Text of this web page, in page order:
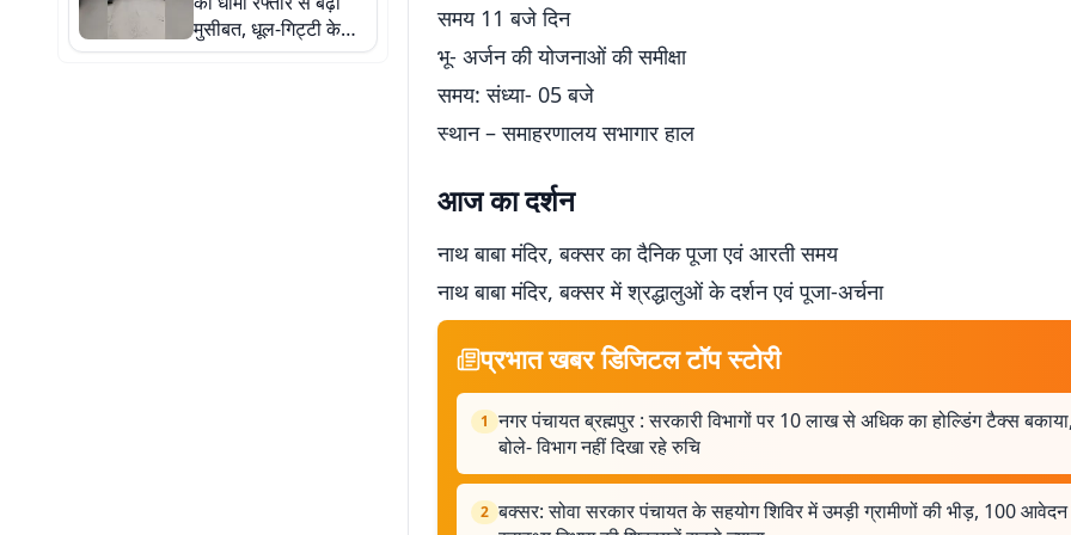
मुसीबत, धूल-गिट्टी के
बीच सफर को मजबूर लोग
समय 11 बजे दिन
भू- अर्जन की योजनाओं की समीक्षा
समय: संध्या- 05 बजे
स्थान – समाहरणालय सभागार हाल
आज का दर्शन
नाथ बाबा मंदिर, बक्सर का दैनिक पूजा एवं आरती समय
नाथ बाबा मंदिर, बक्सर में श्रद्धालुओं के दर्शन एवं पूजा-अर्चना
प्रभात खबर डिजिटल टॉप स्टोरी
1 नगर पंचायत ब्रह्मपुर : सरकारी विभागों पर 10 लाख से अधिक का होल्डिंग टैक्स
बोले- विभाग नहीं दिखा रहे रुचि
2 बक्सर: सोवा सरकार पंचायत के सहयोग शिविर में उमड़ी ग्रामीणों की भीड़, 100 आवेदन